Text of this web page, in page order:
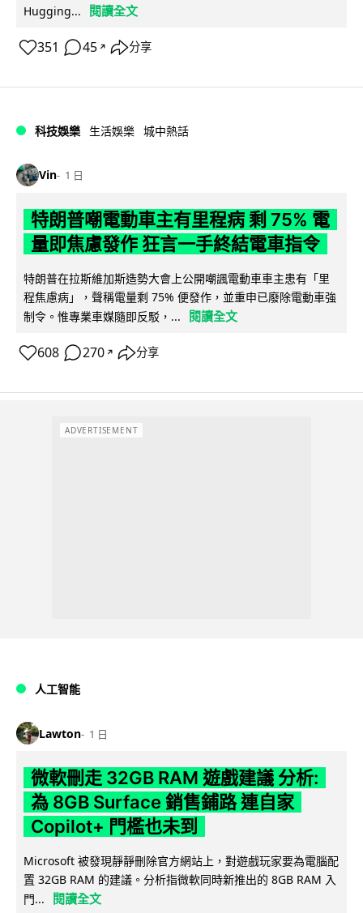
Hugging...
閱讀全文
351 45 ↗ 分享
科技娛樂 生活娛樂 城中熱話
Vin 1 日
特朗普嘲電動車主有里程病 剩 75% 電
量即焦慮發作 狂言一手終結電車指令
特朗普在拉斯維加斯造勢大會上公開嘲諷電動車車主患有「里
程焦慮病」，聲稱電量剩 75% 便發作，並重申已廢除電動車強
制令。惟專業車媒隨即反駁，...
閱讀全文
608 270 ↗ 分享
ADVERTISEMENT
人工智能
Lawton 1 日
微軟刪走 32GB RAM 遊戲建議 分析:
為 8GB Surface 銷售鋪路 連自家
Copilot+ 門檻也未到
Microsoft 被發現靜靜刪除官方網站上，對遊戲玩家要為電腦配
置 32GB RAM 的建議。分析指微軟同時新推出的 8GB RAM 入
門...
閱讀全文